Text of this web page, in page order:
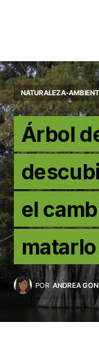
NATURALEZA-
Árbol
el
matarlo
POR ANDREA